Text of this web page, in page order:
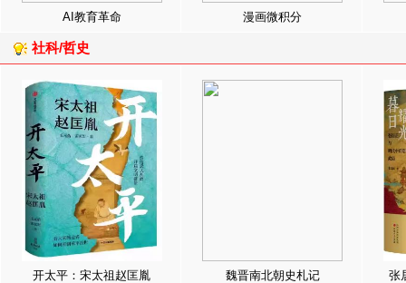
AI教育革命 漫画微积分
社科/哲史
开太平：宋太祖赵匡胤 魏晋南北朝史札记 张